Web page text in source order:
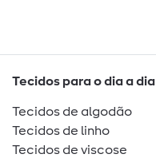
Tecidos para o dia a dia
Tecidos de algodão
Tecidos de linho
Tecidos de viscose